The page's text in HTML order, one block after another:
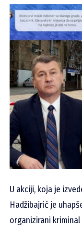
U akciji, koja je
Hadžibajrić je
organizirani